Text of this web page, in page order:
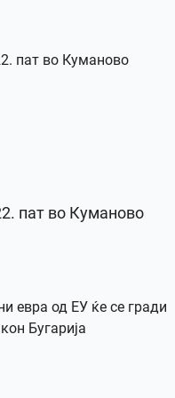
пат во Куманово